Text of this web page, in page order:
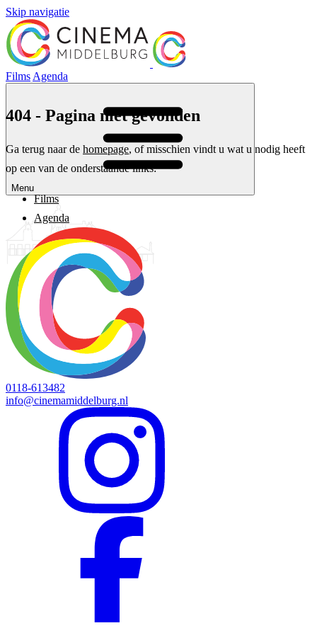
Skip navigatie
Films Agenda
Menu
404 - Pagina niet gevonden
Ga terug naar de homepage, of misschien vindt u wat u nodig heeft
op een van de onderstaande links:
Films
Agenda
0118-613482
info@cinemamiddelburg.nl